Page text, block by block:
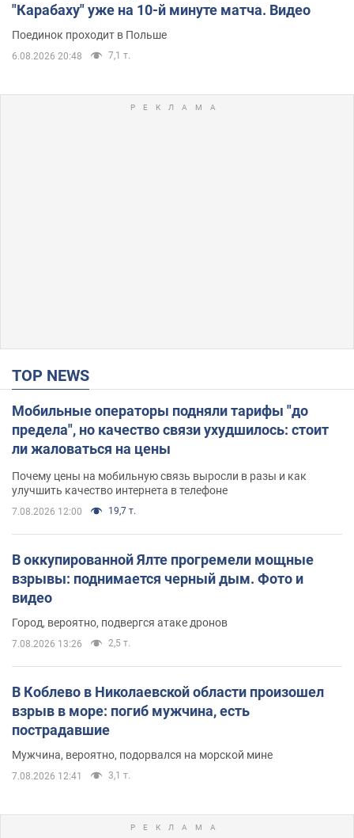
"Карабаху" уже на 10-й минуте матча. Видео
Поединок проходит в Польше
6.08.2026 20:48 7,1 т.
TOP NEWS
Мобильные операторы подняли тарифы "до
предела", но качество связи ухудшилось: стоит
ли жаловаться на цены
Почему цены на мобильную связь выросли в разы и как
улучшить качество интернета в телефоне
7.08.2026 12:00 19,7 т.
В оккупированной Ялте прогремели мощные
взрывы: поднимается черный дым. Фото и
видео
Город, вероятно, подвергся атаке дронов
7.08.2026 13:26 2,5 т.
В Коблево в Николаевской области произошел
взрыв в море: погиб мужчина, есть
пострадавшие
Мужчина, вероятно, подорвался на морской мине
7.08.2026 12:41 3,1 т.